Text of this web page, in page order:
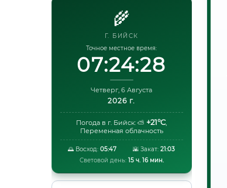
🌾
Г. БИЙСК
Точное местное время:
07:24:29
Четверг, 6 Августа
2026 г.
Погода в г. Бийск: ⛅ +21°C,
Переменная облачность
🌅 Восход:05:47 🌇 Закат: 21:03
Световой день: 15 ч. 16 мин.